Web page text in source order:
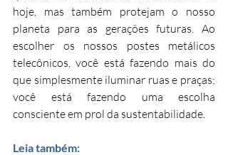
hoje, mas também protejam o nosso
planeta para as gerações futuras. Ao
escolher os nossos postes metálicos
telecônicos, você está fazendo mais do
que simplesmente iluminar ruas e praças;
você está fazendo uma escolha
consciente em prol da sustentabilidade.
Leia também: